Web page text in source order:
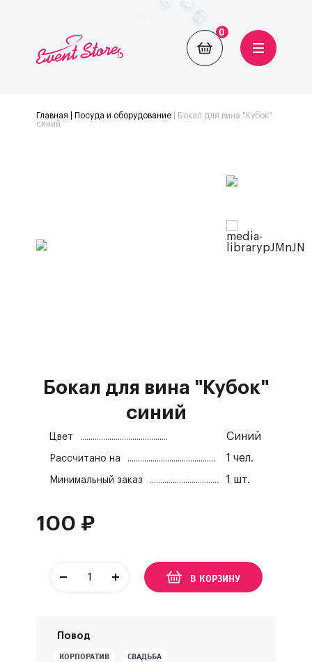
0
Главная | Посуда и оборудование|
Бокал для вина "Кубок"
синий
Повод
КОРПОРАТИВ СВАДЬБА
Бокал для вина "Кубок"
синий
Цвет Синий
Рассчитано на 1 чел.
Минимальный заказ 1 шт.
100 ₽
В КОРЗИНУ